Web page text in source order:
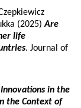
(2025)Are
life
. Journal of
in the
the Context of